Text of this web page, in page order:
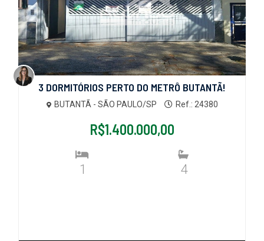
3 DORMITÓRIOS PERTO DO METRÔ BUTANTÃ!
BUTANTÃ - SÃO PAULO/SP Ref.: 24380
R$1.400.000,00
1 4